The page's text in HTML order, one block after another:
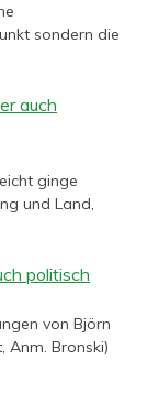
sondern die
auch
ginge
und Land,
politisch
von Björn
Anm. Bronski)